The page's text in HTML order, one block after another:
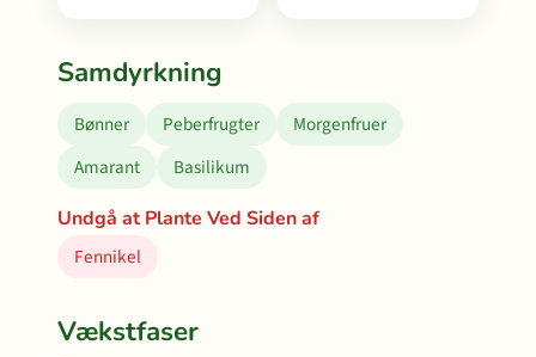
Samdyrkning
Bønner Peberfrugter
Morgenfruer
Amarant
Basilikum
Undgå at Plante Ved Siden af
Fennikel
Vækstfaser